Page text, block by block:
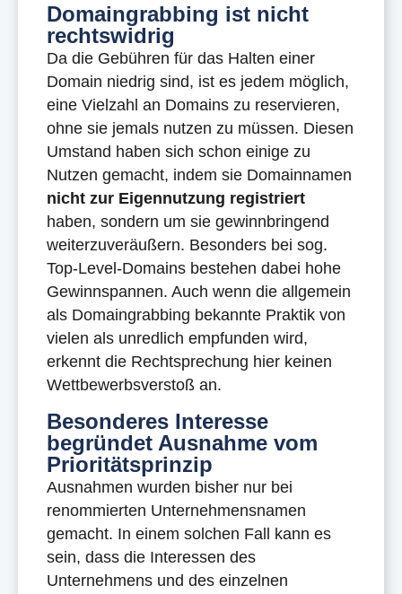
Domaingrabbing ist nicht
rechtswidrig
Da die Gebühren für das Halten einer
Domain niedrig sind, ist es jedem möglich,
eine Vielzahl an Domains zu reservieren,
ohne sie jemals nutzen zu müssen. Diesen
Umstand haben sich schon einige zu
Nutzen gemacht, indem sie Domainnamen
nicht zur Eigennutzung registriert
haben, sondern um sie gewinnbringend
weiterzuveräußern. Besonders bei sog.
Top-Level-Domains bestehen dabei hohe
Gewinnspannen. Auch wenn die allgemein
als Domaingrabbing bekannte Praktik von
vielen als unredlich empfunden wird,
erkennt die Rechtsprechung hier keinen
Wettbewerbsverstoß an.
Besonderes Interesse
begründet Ausnahme vom
Prioritätsprinzip
Ausnahmen wurden bisher nur bei
renommierten Unternehmensnamen
gemacht. In einem solchen Fall kann es
sein, dass die Interessen des
Unternehmens und des einzelnen